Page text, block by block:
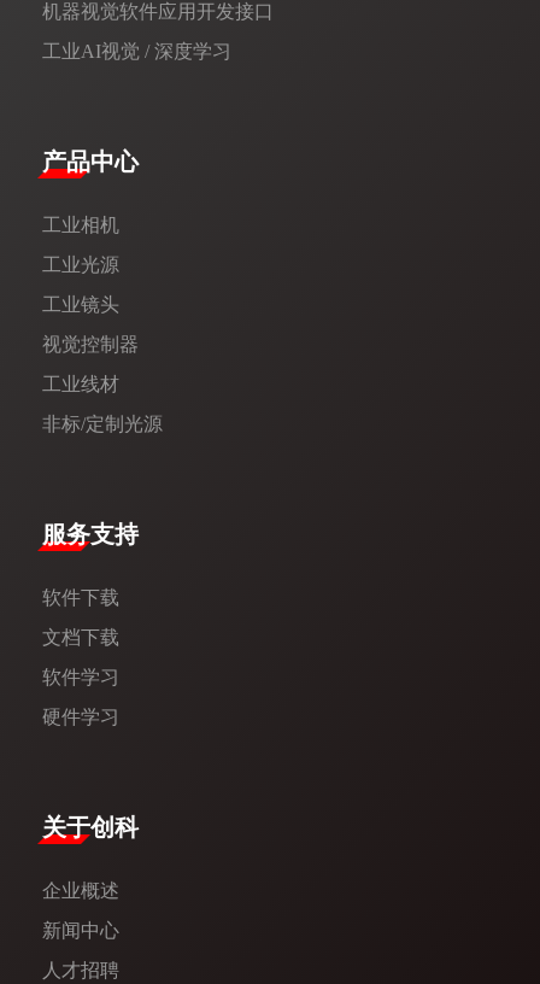
机器视觉软件应用开发接口
工业AI视觉 / 深度学习
产品中心
工业相机
工业光源
工业镜头
视觉控制器
工业线材
非标/定制光源
服务支持
软件下载
文档下载
软件学习
硬件学习
​关于创科​
企业概述
新闻中心​
人才招聘